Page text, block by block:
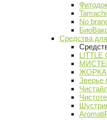
Tamachi
No
Средства
LITTLE
ЖОРКА
Зверье
Чистайл